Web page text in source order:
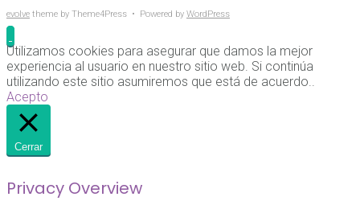
evolve theme by Theme4Press • Powered by WordPress
Utilizamos cookies para asegurar que damos la mejor
experiencia al usuario en nuestro sitio web. Si continúa
utilizando este sitio asumiremos que está de acuerdo..
Acepto
Cerrar
Privacy Overview